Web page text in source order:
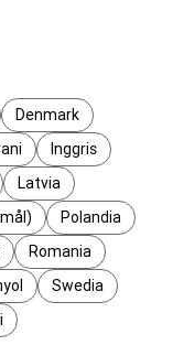
Denmark
Inggris
Latvia
Polandia
Romania
Swedia